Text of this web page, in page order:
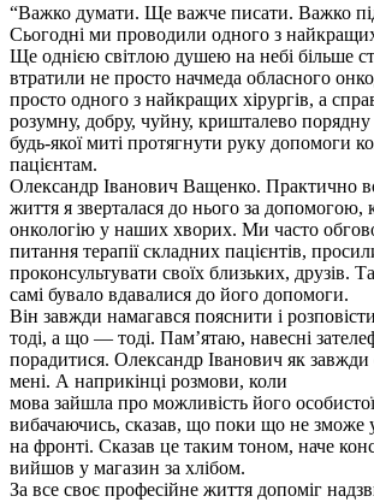
“Важко думати. Ще важче писати. Важко
Сьогодні ми проводили одного з
Ще однією свiтлою душею на небі більше
втратили не просто начмеда обласного
просто одного з найкращих хірургів, а
розумну, добру, чуйну, кришталево
будь-якої миті протягнути руку допомоги
пацiєнтам.
Олександр Іванович Ващенко. Практично
життя я зверталася до нього за
онкологію у наших хворих. Ми часто
питання терапiї складних пацієнтів,
проконсультувати своїх близьких, друзів.
самі бувало вдавалися до його допомоги.
Він завжди намагався пояснити і
тодi, а що — тодi. Пам’ятаю, навесні
порадитися. Олександр Іванович як завжди
мені. А наприкінці розмови, коли
мова зайшла про можливість його особистої
вибачаючись, сказав, що поки що не зможе
на фронті. Сказав це таким тоном, наче
вийшов у магазин за хлібом.
За все своє професійне життя допоміг